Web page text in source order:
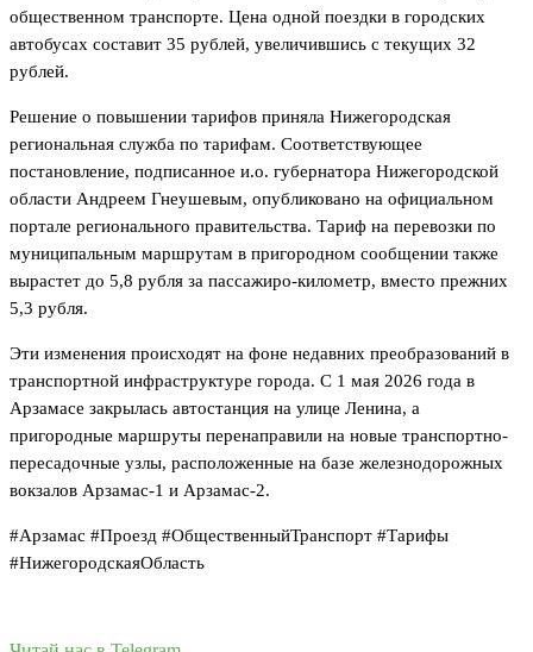
общественном транспорте. Цена одной поездки в городских
автобусах составит 35 рублей, увеличившись с текущих 32
рублей.
Решение о повышении тарифов приняла Нижегородская
региональная служба по тарифам. Соответствующее
постановление, подписанное и.о. губернатора Нижегородской
области Андреем Гнеушевым, опубликовано на официальном
портале регионального правительства. Тариф на перевозки по
муниципальным маршрутам в пригородном сообщении также
вырастет до 5,8 рубля за пассажиро-километр, вместо прежних
5,3 рубля.
Эти изменения происходят на фоне недавних преобразований в
транспортной инфраструктуре города. С 1 мая 2026 года в
Арзамасе закрылась автостанция на улице Ленина, а
пригородные маршруты перенаправили на новые транспортно-
пересадочные узлы, расположенные на базе железнодорожных
вокзалов Арзамас-1 и Арзамас-2.
#Арзамас #Проезд #ОбщественныйТранспорт #Тарифы
#НижегородскаяОбласть